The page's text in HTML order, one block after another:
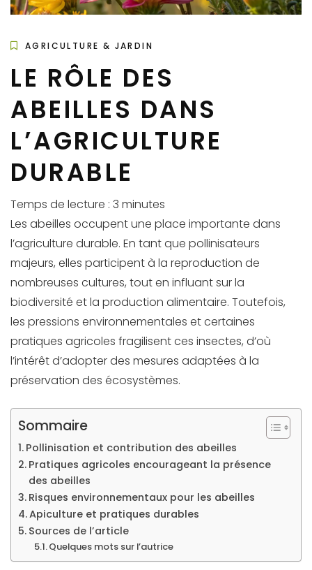
AGRICULTURE & JARDIN
LE RÔLE DES
ABEILLES DANS
L’AGRICULTURE
DURABLE
Temps de lecture : 3 minutes
Les abeilles occupent une place importante dans
l’agriculture durable. En tant que pollinisateurs
majeurs, elles participent à la reproduction de
nombreuses cultures, tout en influant sur la
biodiversité et la production alimentaire. Toutefois,
les pressions environnementales et certaines
pratiques agricoles fragilisent ces insectes, d’où
l’intérêt d’adopter des mesures adaptées à la
préservation des écosystèmes.
Sommaire
Pollinisation et contribution des abeilles
Pratiques agricoles encourageant la présence
des abeilles
Risques environnementaux pour les abeilles
Apiculture et pratiques durables
Sources de l’article
Quelques mots sur l’autrice